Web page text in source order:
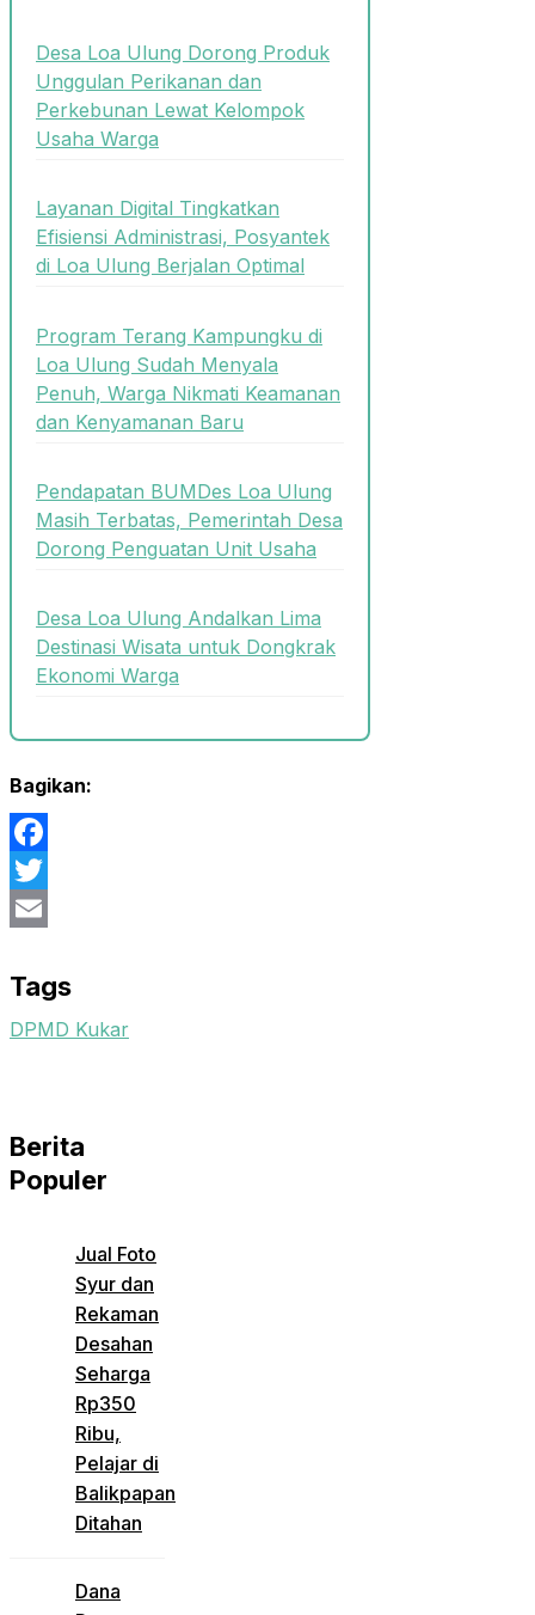
Desa Loa Ulung Dorong Produk
Unggulan Perikanan dan
Perkebunan Lewat Kelompok
Usaha Warga
Layanan Digital Tingkatkan
Efisiensi Administrasi, Posyantek
di Loa Ulung Berjalan Optimal
Program Terang Kampungku di
Loa Ulung Sudah Menyala
Penuh, Warga Nikmati Keamanan
dan Kenyamanan Baru
Pendapatan BUMDes Loa Ulung
Masih Terbatas, Pemerintah Desa
Dorong Penguatan Unit Usaha
Desa Loa Ulung Andalkan Lima
Destinasi Wisata untuk Dongkrak
Ekonomi Warga
Bagikan:
Facebook
Twitter
Tags
DPMD Kukar
Berita
Populer
Jual Foto
Syur dan
Rekaman
Desahan
Seharga
Rp350
Ribu,
Pelajar di
Balikpapan
Ditahan
Dana